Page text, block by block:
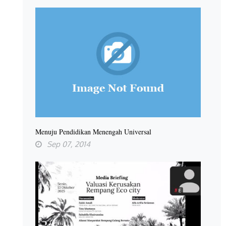
Menuju Pendidikan Menengah Universal
Sep 07, 2014